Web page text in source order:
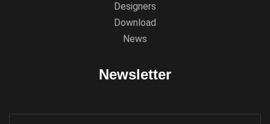
Designers
Download
News
Newsletter